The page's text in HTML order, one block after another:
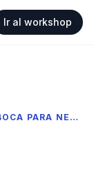
Ir al workshop
ESTRATEGIAS DE BOCA A BOCA PARA NEGOCIOS: EL SISTEMA QUE CONVIERTE CLIENTES EN TU MEJOR VENDEDOR | EDGAR ERIK DÁVILA MUÑOZ